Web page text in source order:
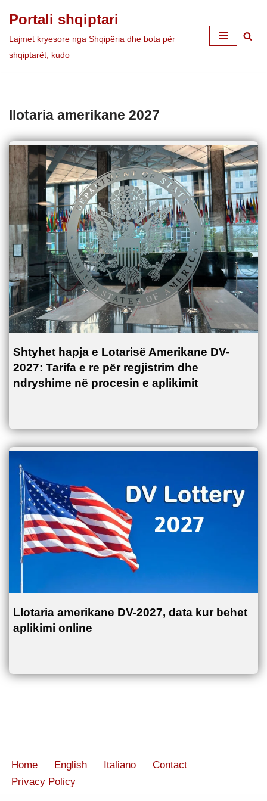
Skip
to
Portali shqiptari
Lajmet kryesore nga Shqipëria dhe bota për
shqiptarët, kudo
llotaria amerikane 2027
Shtyhet hapja e Lotarisë Amerikane DV-
2027: Tarifa e re për regjistrim dhe
ndryshime në procesin e aplikimit
Llotaria amerikane DV-2027, data kur behet
aplikimi online
Home English Italiano
Contact
Privacy Policy